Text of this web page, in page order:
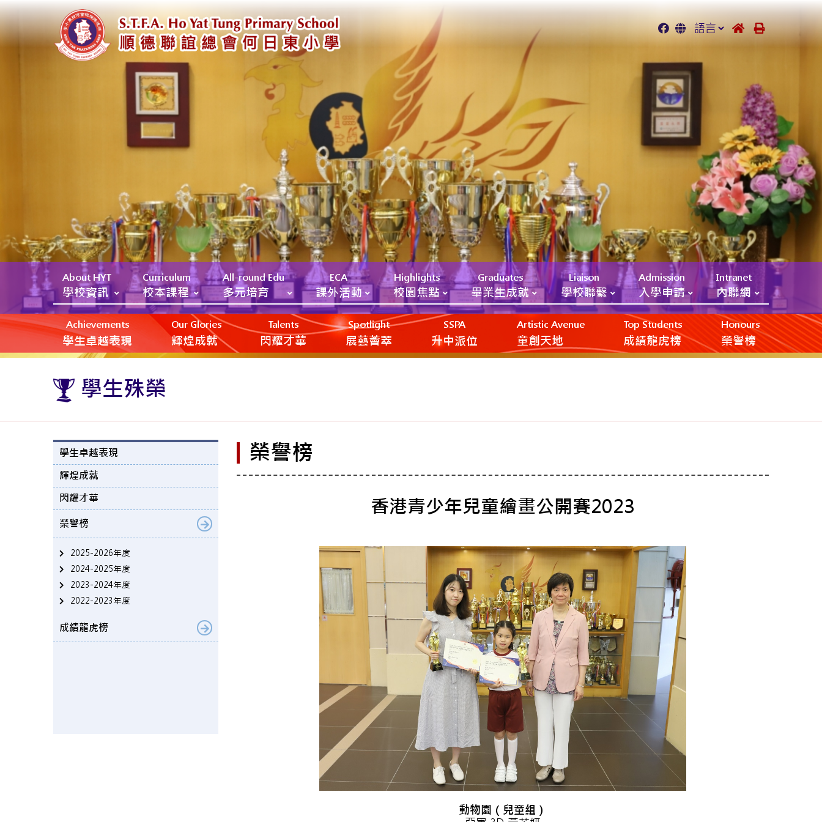
About HYT
學校資訊
Curriculum
校本課程
All-round Edu
多元培育
ECA
課外活動
Highlights
校園焦點
Graduates
畢業生成就
Liaison
學校聯繫
Admission
入學申請
Intranet
內聯網
Achievements
學生卓越表現
Our Glories
輝煌成就
Talents
閃耀才華
Spotlight
展藝薈萃
SSPA
升中派位
Artistic Avenue
‎‎‏‎ㅤ童創天地
Top Students
成績龍虎榜
Honours
榮譽榜
學生殊榮
學生卓越表現
輝煌成就
閃耀才華
榮譽榜
2025-2026年度
2024-2025年度
2023-2024年度
2022-2023年度
成績龍虎榜
榮譽榜
香港青少年兒童繪畫公開賽2023
動物園（兒童組）